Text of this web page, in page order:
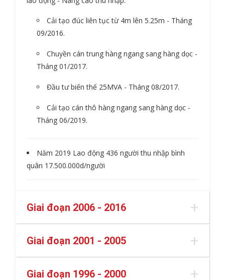
Cải tạo đúc liên tục từ 4m lên 5.25m - Tháng
09/2016.
Chuyền cán trung hàng ngang sang hàng dọc -
Tháng 01/2017.
Đầu tư biến thế 25MVA - Tháng 08/2017.
Cải tạo cán thô hàng ngang sang hàng dọc -
Tháng 06/2019.
Năm 2019 Lao động 436 người thu nhập bình
quân 17.500.000d/người
Giai đoạn 2006 - 2016
Giai đoạn 2001 - 2005
Giai đoạn 1996 - 2000